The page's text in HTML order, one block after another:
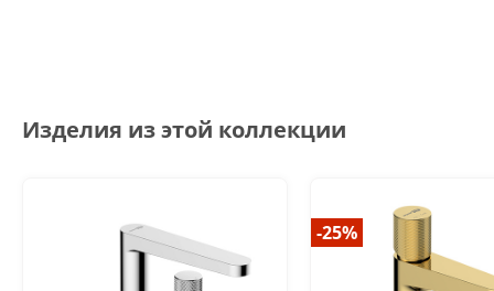
Изделия из этой коллекции
-25%